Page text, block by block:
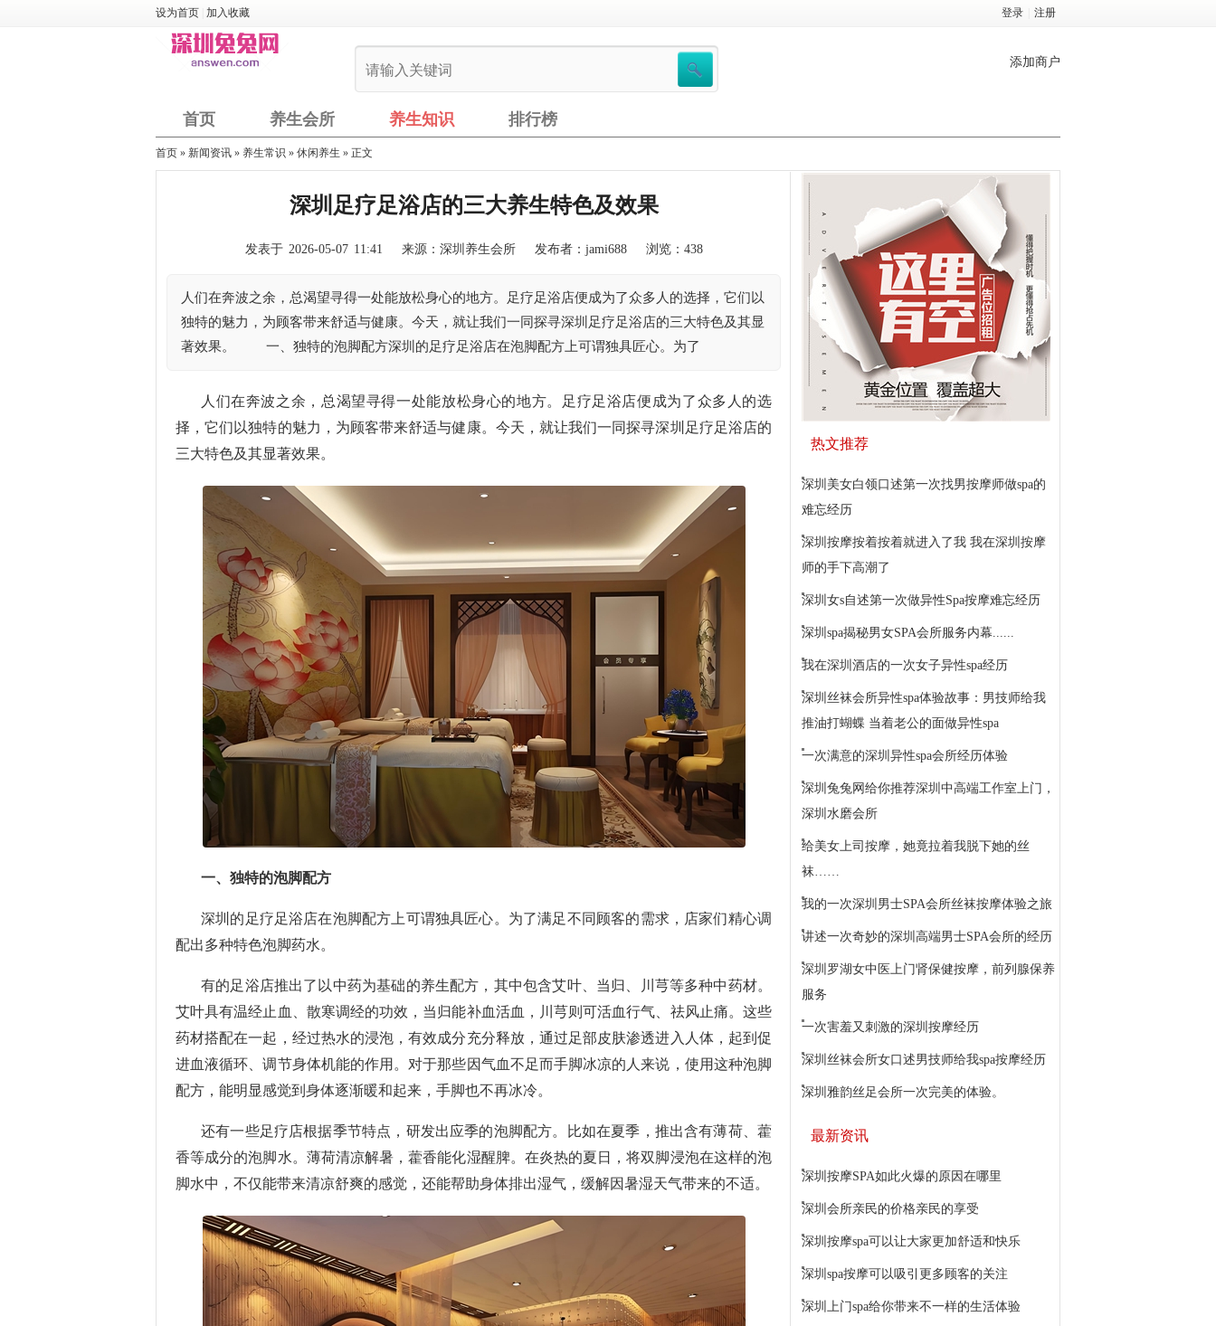
设为首页 加入收藏 登录 注册
添加商户
首页 养生会所 养生知识 排行榜
首页 » 新闻资讯 » 养生常识 » 休闲养生 » 正文
深圳足疗足浴店的三大养生特色及效果
发表于 2026-05-07 11:41 来源：深圳养生会所 发布者：jami688 浏览：438
人们在奔波之余，总渴望寻得一处能放松身心的地方。足疗足浴店便成为了众多人的选择，它们以
独特的魅力，为顾客带来舒适与健康。今天，就让我们一同探寻深圳足疗足浴店的三大特色及其显
著效果。 一、独特的泡脚配方深圳的足疗足浴店在泡脚配方上可谓独具匠心。为了
人们在奔波之余，总渴望寻得一处能放松身心的地方。足疗足浴店便成为了众多人的选
择，它们以独特的魅力，为顾客带来舒适与健康。今天，就让我们一同探寻深圳足疗足浴店的
三大特色及其显著效果。
一、独特的泡脚配方
深圳的足疗足浴店在泡脚配方上可谓独具匠心。为了满足不同顾客的需求，店家们精心调
配出多种特色泡脚药水。
有的足浴店推出了以中药为基础的养生配方，其中包含艾叶、当归、川芎等多种中药材。
艾叶具有温经止血、散寒调经的功效，当归能补血活血，川芎则可活血行气、祛风止痛。这些
药材搭配在一起，经过热水的浸泡，有效成分充分释放，通过足部皮肤渗透进入人体，起到促
进血液循环、调节身体机能的作用。对于那些因气血不足而手脚冰凉的人来说，使用这种泡脚
配方，能明显感觉到身体逐渐暖和起来，手脚也不再冰冷。
还有一些足疗店根据季节特点，研发出应季的泡脚配方。比如在夏季，推出含有薄荷、藿
香等成分的泡脚水。薄荷清凉解暑，藿香能化湿醒脾。在炎热的夏日，将双脚浸泡在这样的泡
脚水中，不仅能带来清凉舒爽的感觉，还能帮助身体排出湿气，缓解因暑湿天气带来的不适。
热文推荐
深圳美女白领口述第一次找男按摩师做spa的
难忘经历
深圳按摩按着按着就进入了我 我在深圳按摩
师的手下高潮了
深圳女s自述第一次做异性Spa按摩难忘经历
深圳spa揭秘男女SPA会所服务内幕......
我在深圳酒店的一次女子异性spa经历
深圳丝袜会所异性spa体验故事：男技师给我
推油打蝴蝶 当着老公的面做异性spa
一次满意的深圳异性spa会所经历体验
深圳兔兔网给你推荐深圳中高端工作室上门，
深圳水磨会所
给美女上司按摩，她竟拉着我脱下她的丝
袜……
我的一次深圳男士SPA会所丝袜按摩体验之旅
讲述一次奇妙的深圳高端男士SPA会所的经历
深圳罗湖女中医上门肾保健按摩，前列腺保养
服务
一次害羞又刺激的深圳按摩经历
深圳丝袜会所女口述男技师给我spa按摩经历
深圳雅韵丝足会所一次完美的体验。
最新资讯
深圳按摩SPA如此火爆的原因在哪里
深圳会所亲民的价格亲民的享受
深圳按摩spa可以让大家更加舒适和快乐
深圳spa按摩可以吸引更多顾客的关注
深圳上门spa给你带来不一样的生活体验